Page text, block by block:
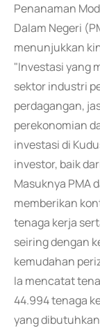
Penanaman
Dalam Negeri
menunjukkan
"Investasi yang
sektor industri
perdagangan,
perekonomian
investasi di
investor, baik
Masuknya PMA
memberikan
tenaga kerja
seiring dengan
kemudahan
Ia mencatat
44.994 tenaga
yang